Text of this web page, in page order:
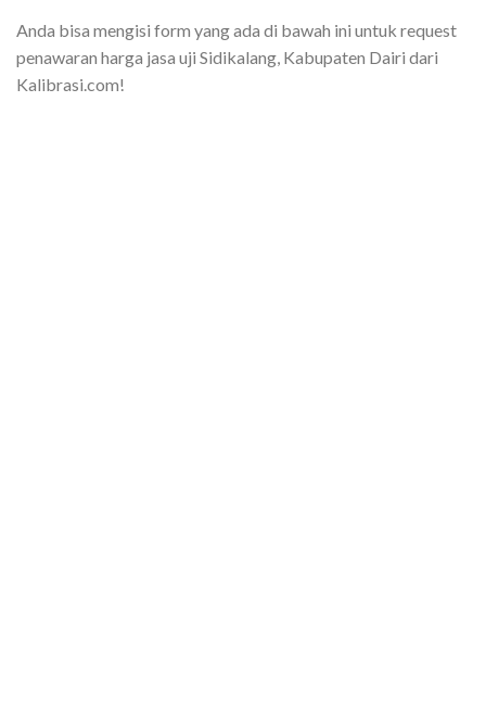
Anda bisa mengisi form yang ada di bawah ini untuk request
penawaran harga jasa uji Sidikalang, Kabupaten Dairi dari
Kalibrasi.com!